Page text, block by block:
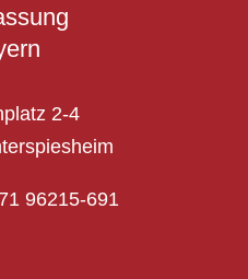
2-4
96215-691